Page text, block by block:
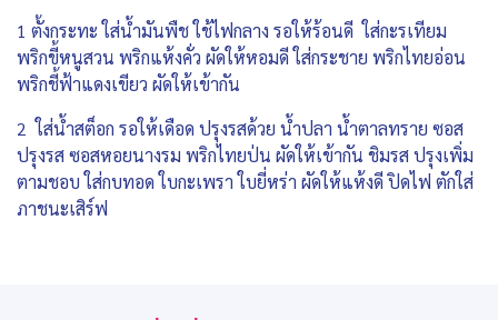
1 ตั้งกระทะ ใส่น้ำมันพืช ใช้ไฟกลาง รอให้ร้อนดี ใส่กะรเทียม
พริกขี้หนูสวน พริกแห้งคั่ว ผัดให้หอมดี ใส่กระชาย พริกไทยอ่อน
พริกชี้ฟ้าแดงเขียว ผัดให้เข้ากัน
2 ใส่น้ำสต็อก รอให้เดือด ปรุงรสด้วย น้ำปลา น้ำตาลทราย ซอส
ปรุงรส ซอสหอยนางรม พริกไทยป่น ผัดให้เข้ากัน ชิมรส ปรุงเพิ่ม
ตามชอบ ใส่กบทอด ใบกะเพรา ใบยี่หร่า ผัดให้แห้งดี ปิดไฟ ตักใส่
ภาชนะเสิร์ฟ